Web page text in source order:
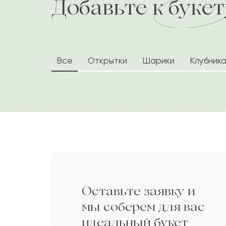
доставка по городу в течение
Ибажан
Садуакас
Добавьте к
Все Открытки Шарики
Оставьте заявку и
мы соберем для вас